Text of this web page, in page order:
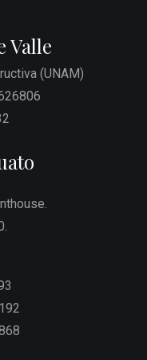
Valle
(UNAM)